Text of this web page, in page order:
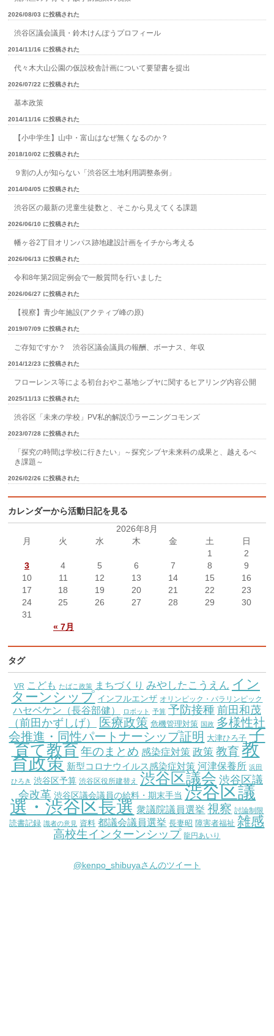
2026/08/03 に投稿された
渋谷区議会議員・鈴木けんぽうプロフィール
2014/11/16 に投稿された
代々木大山公園の仮設校舎計画について要望書を提出
2026/07/22 に投稿された
基本政策
2014/11/16 に投稿された
【小中学生】山中・富山はなぜ無くなるのか？
2018/10/02 に投稿された
９割の人が知らない「渋谷区土地利用調整条例」
2014/04/05 に投稿された
渋谷区の最新の児童生徒数と、そこから見えてくる課題
2026/06/10 に投稿された
幡ヶ谷2丁目オリンパス跡地建設計画をイチから考える
2026/06/13 に投稿された
令和8年第2回定例会で一般質問を行いました
2026/06/27 に投稿された
【視察】青少年施設(アクティブ峰の原)
2019/07/09 に投稿された
ご存知ですか？ 渋谷区議会議員の報酬、ボーナス、年収
2014/12/23 に投稿された
フローレンス等による初台おやこ基地シブヤに関するヒアリング内容公開
2025/11/13 に投稿された
渋谷区「未来の学校」PV私的解説①ラーニングコモンズ
2023/07/28 に投稿された
「探究の時間は学校に行きたい」～探究シブヤ未来科の成果と、越えるべ
き課題～
2026/02/26 に投稿された
カレンダーから活動日記を見る
2026年8月
月
火 水 木 金 土 日
« 7月
1
2
3
4 5 6 7 8
9
10
11 12 13 14 15
16
17
18 19 20 21 22
23
24
25 26 27 28 29
30
31
タグ
VR こども たばこ政策 まちづくり みやしたこうえん イン
ターンシップ インフルエンザ オリンピック・パラリンピック
ハセベケン（長谷部健） ロボット 予算 予防接種 前田和茂
（前田かずしげ）
医療政策 危機管理対策 国政 多様性社
会推進・同性パートナーシップ証明 大津ひろ子 子
育て教育 年のまとめ 感染症対策 政策 教育 教
育政策 新型コロナウイルス感染症対策 河津保養所 浜田
ひろき 渋谷区予算 渋谷区役所建替え 渋谷区議会 渋谷区議
会改革 渋谷区議会議員の給料・期末手当 渋谷区議
選・渋谷区長選 衆議院議員選挙 視察 討論制限
読書記録 識者の意見 資料 都議会議員選挙 長妻昭 障害者福祉 雑感
高校生インターンシップ 龍円あいり
@kenpo_shibuyaさんのツイート